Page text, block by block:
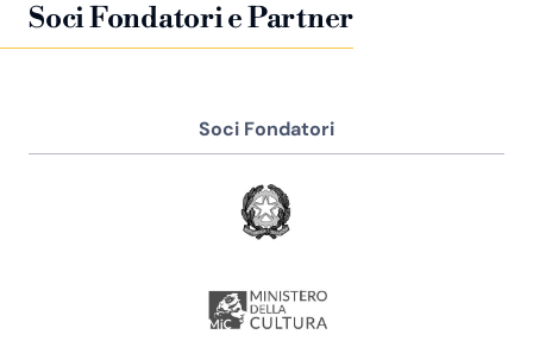
Soci Fondatori e Partner
Soci Fondatori